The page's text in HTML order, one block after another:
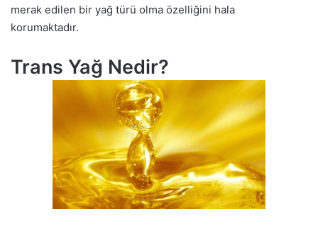
merak edilen bir yağ türü olma özelliğini hala
korumaktadır.
Trans Yağ Nedir?